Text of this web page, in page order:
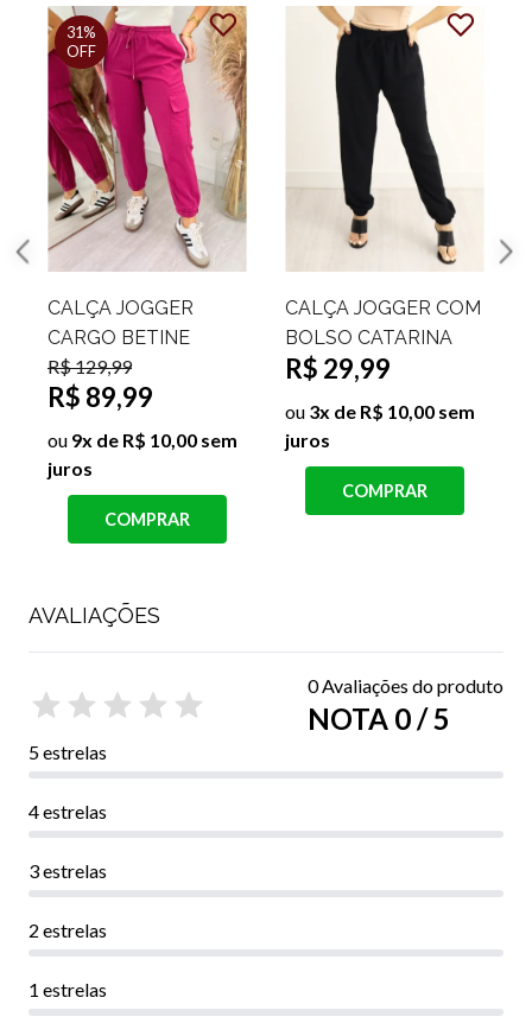
CALÇA JOGGER
CARGO BETINE
R$ 129,99
R$ 89,99
ou 9x de R$ 10,00 sem
juros
31%
OFF
COMPRAR
CALÇA JOGGER COM
BOLSO CATARINA
R$ 29,99
ou 3x de R$ 10,00 sem
juros
COMPRAR
AVALIAÇÕES
0 Avaliações do produto
NOTA 0 / 5
5 estrelas
4 estrelas
3 estrelas
2 estrelas
1 estrelas